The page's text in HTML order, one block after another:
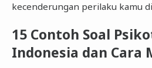
kecenderungan perilaku kamu
15 Contoh Soal
Indonesia dan Cara